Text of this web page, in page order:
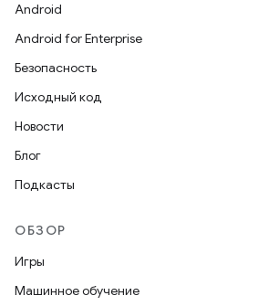
Android
Android for Enterprise
Безопасность
Исходный код
Новости
Блог
Подкасты
ОБЗОР
Игры
Машинное обучение